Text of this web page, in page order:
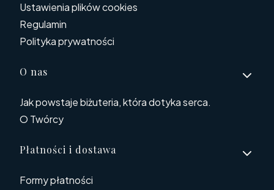
Ustawienia plików cookies
Regulamin
Polityka prywatności
O nas
Jak powstaje biżuteria, która dotyka serca.
O Twórcy
Płatności i dostawa
Formy płatności